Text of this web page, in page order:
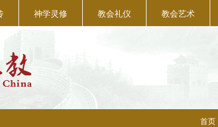
神学灵修 教会礼仪 教会艺术
首页